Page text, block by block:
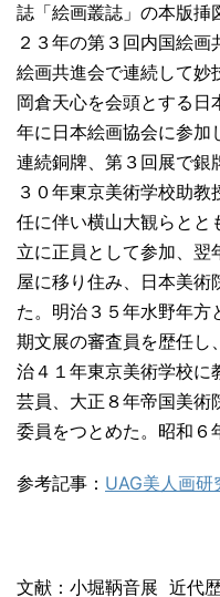
誌「絵画叢誌」の本版挿
２３年の第３回内国絵
絵画共進会で連続して妙
岡倉天心を会頭とする日
年に日本絵画協会に参加
連続銅牌、第３回展で銀
３０年東京美術学校助
任に伴い横山大観らとと
立に正員として参加、翌
屋に移り住み、日本美術
た。明治３５年水野年方
期文展の審査員を歴任し
治４１年東京美術学校に
芸員、大正８年帝国美術
委員をつとめた。昭和６
参考記事： UAG美人画研
文献：小堀鞆音展 近代